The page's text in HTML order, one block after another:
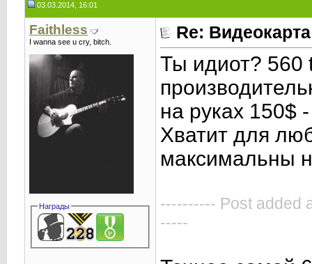
03.03.2014, 16:01
Faithless
I wanna see u cry, bitch.
Награды
Re: Видеокарта
Ты идиот? 560
на руках 150$
Хватит для
максимальны
---------- Post added
-----